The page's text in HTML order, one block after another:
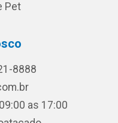
Pet
8888
as 17:00